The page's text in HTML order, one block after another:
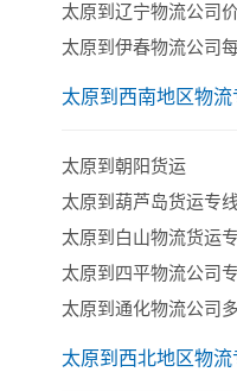
太原到辽宁物流公司
太原到伊春物流公司
太原到西南地区物
太原到朝阳货运
太原到葫芦岛货运专线
太原到白山物流货运
太原到四平物流公司
太原到通化物流公司
太原到西北地区物